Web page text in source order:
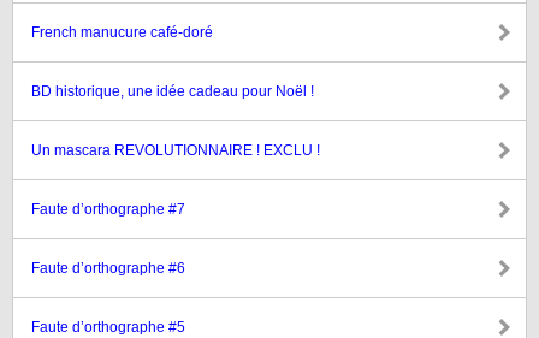
French manucure café-doré
BD historique, une idée cadeau pour Noël !
Un mascara REVOLUTIONNAIRE ! EXCLU !
Faute d’orthographe #7
Faute d’orthographe #6
Faute d’orthographe #5